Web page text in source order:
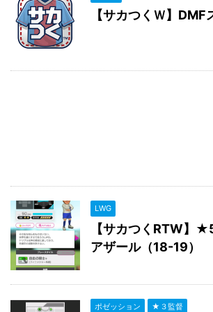
【サカつくＷ】DMF
LWG
【サカつくRTW】
アザール（18-19）
ポゼッション ★３監督